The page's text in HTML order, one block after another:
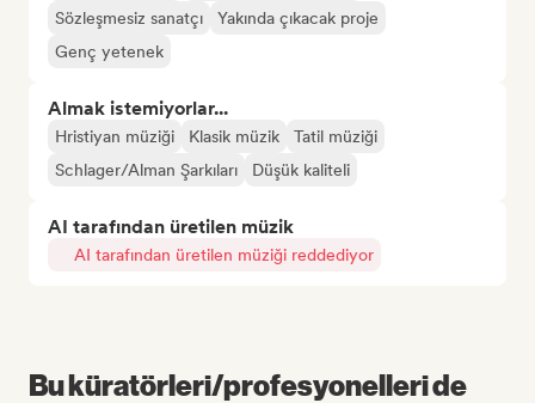
Sözleşmesiz sanatçı
Yakında çıkacak proje
Genç yetenek
Almak istemiyorlar...
Hristiyan müziği Klasik müzik
Tatil müziği
Schlager/Alman Şarkıları
Düşük kaliteli
AI tarafından üretilen müzik
AI tarafından üretilen müziği reddediyor
Bu küratörleri/profesyonelleri de